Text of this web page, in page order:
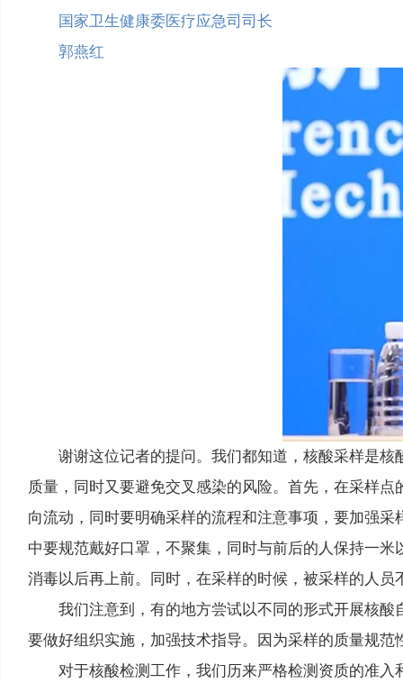
国家卫生健康委医疗应急司司长
郭燕红
谢谢这位记者的提问。我们都知道，核酸采样是
质量，同时又要避免交叉感染的风险。首先，在采样
向流动，同时要明确采样的流程和注意事项，要加强
中要规范戴好口罩，不聚集，同时与前后的人保持一
消毒以后再上前。同时，在采样的时候，被采样的人
我们注意到，有的地方尝试以不同的形式开展核
要做好组织实施，加强技术指导。因为采样的质量规
对于核酸检测工作，我们历来严格检测资质的准